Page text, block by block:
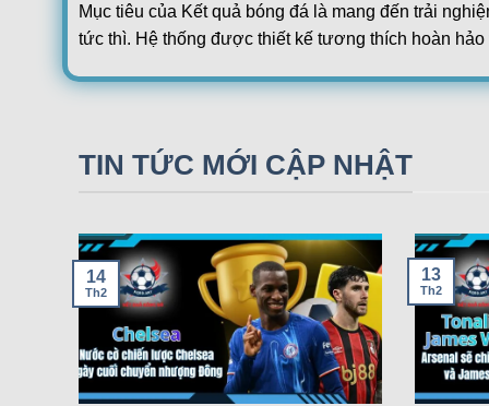
Champions League Nữ
17:00
Malmo Women
HJK Helsinki Women
FT[1-1],ET[1-
08/08
18:30
FT
Ajax Amsterdam Women
Glasgow Rangers Women
08/08
18:30
TJ Spartak Myjava Women
Czarni Sosnowiec Women
Mục tiêu của Kết quả bóng đá là mang đến trải
tức thì. Hệ thống được thiết kế tương thích hoàn
Sự uy tín của hệ thống được xây dựng dựa trên
Ngoài ra, hệ thống còn tích hợp nhiều tính năng hỗ
Các tính năng nổi bật của
TIN TỨC MỚI CẬP NHẬT
14
Th2
13
Th2